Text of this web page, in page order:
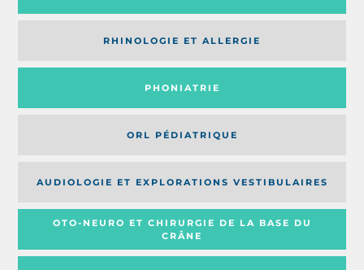
RHINOLOGIE ET ALLERGIE
PHONIATRIE
ORL PÉDIATRIQUE
AUDIOLOGIE ET EXPLORATIONS VESTIBULAIRES
OTO-NEURO ET CHIRURGIE DE LA BASE DU
CRÂNE